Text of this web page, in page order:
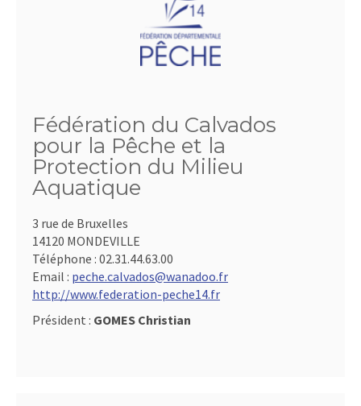
Fédération du Calvados
pour la Pêche et la
Protection du Milieu
Aquatique
3 rue de Bruxelles
14120 MONDEVILLE
Téléphone : 02.31.44.63.00
Email : peche.calvados@wanadoo.fr
http://www.federation-peche14.fr
Président : GOMES Christian